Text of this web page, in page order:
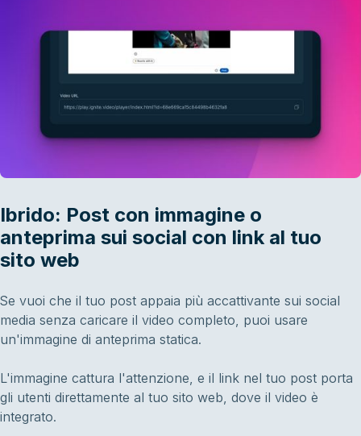
Ibrido: Post con immagine o
anteprima sui social con link al tuo
sito web
Se vuoi che il tuo post appaia più accattivante sui social
media senza caricare il video completo, puoi usare
un'immagine di anteprima statica.
L'immagine cattura l'attenzione, e il link nel tuo post porta
gli utenti direttamente al tuo sito web, dove il video è
integrato.